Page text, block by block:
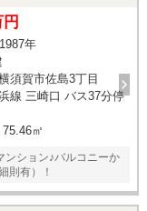
年
須賀市佐島3丁目
線 三崎口 バス37分停
75.46㎡
ンション♪バルコニーか
則有）！